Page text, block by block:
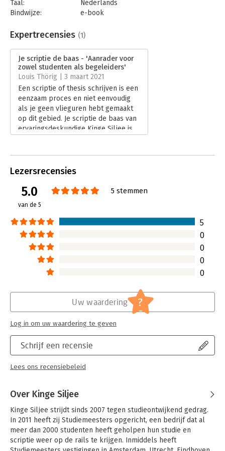
Taal:
Nederlands
Bindwijze:
e-book
Bestandsformaat:
pdf
Uitgever:
Amsterdam University Press
Druk:
Verschijningsdatum:
4-4-2019
Hoofdrubriek: Communicatie en media
Expertrecensies (1)
Je scriptie de baas - 'Aanrader voor
zowel studenten als begeleiders'
Louis Thörig | 3 maart 2021
Een scriptie of thesis schrijven is een
eenzaam proces en niet eenvoudig
als je geen vlieguren hebt gemaakt
op dit gebied. Je scriptie de baas van
ervaringsdeskundige Kinge Siljee is
Lezersrecensies
5.0
van de 5
5 stemmen
5
0
0
0
0
Schrijf een recensie
Lees ons recensiebeleid
Uw waardering ?
Log in om uw waardering te geven
Over Kinge Siljee
Kinge Siljee strijdt sinds 2007 tegen studieontwijkend gedrag.
In 2011 heeft zij Studiemeesters opgericht, een bedrijf dat al
meer dan 2000 studenten heeft geholpen hun studie en
scriptie weer op de rails te krijgen. Inmiddels heeft